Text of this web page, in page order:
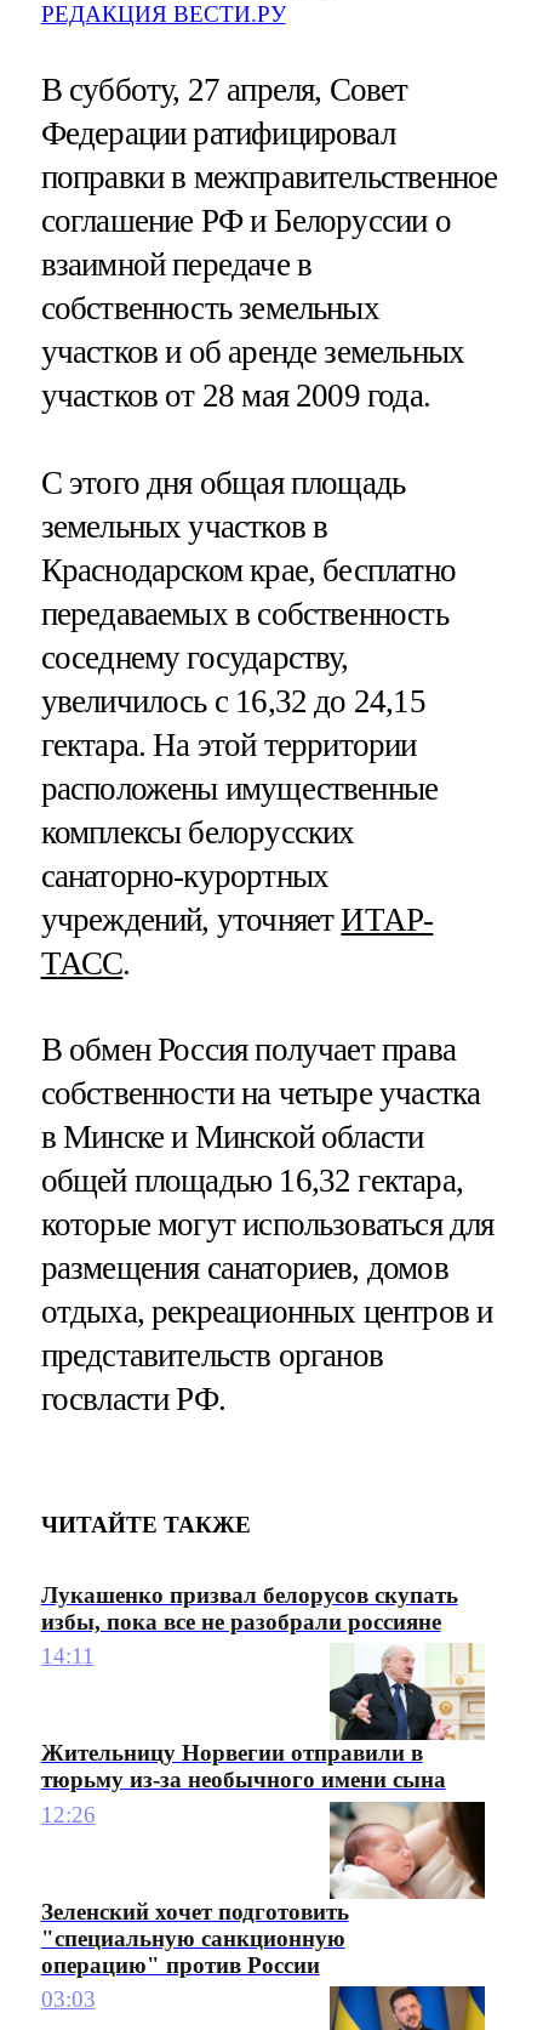
РЕДАКЦИЯ ВЕСТИ.РУ
В субботу, 27 апреля, Совет
Федерации ратифицировал
поправки в межправительственное
соглашение РФ и Белоруссии о
взаимной передаче в
собственность земельных
участков и об аренде земельных
участков от 28 мая 2009 года.
С этого дня общая площадь
земельных участков в
Краснодарском крае, бесплатно
передаваемых в собственность
соседнему государству,
увеличилось с 16,32 до 24,15
гектара. На этой территории
расположены имущественные
комплексы белорусских
санаторно-курортных
учреждений, уточняетИТАР-
ТАСС.
В обмен Россия получает права
собственности на четыре участка
в Минске и Минской области
общей площадью 16,32 гектара,
которые могут использоваться для
размещения санаториев, домов
отдыха, рекреационных центров и
представительств органов
госвласти РФ.
ЧИТАЙТЕ ТАКЖЕ
Лукашенко призвал белорусов скупать
избы, пока все не разобрали россияне
14:11
Жительницу Норвегии отправили в
тюрьму из-за необычного имени сына
12:26
Зеленский хочет подготовить
"специальную санкционную
операцию" против России
03:03